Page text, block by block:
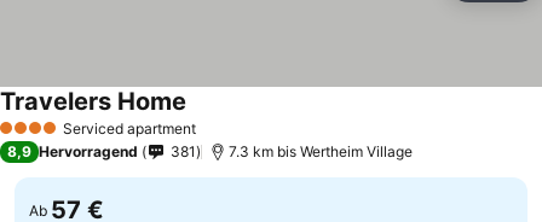
4 Sterne Serviced apartment
Travelers Home
8,9 Hervorragend 381 7.3 km bis Wertheim Village
Ab 57 €